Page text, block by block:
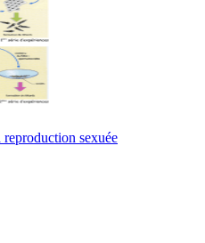
sexuée